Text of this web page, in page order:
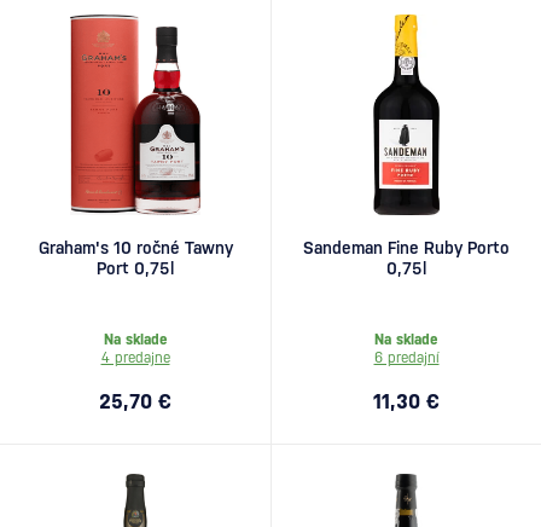
Graham's 10 ročné Tawny
Port 0,75l
Na sklade
4 predajne
25,70 €
Sandeman Fine Ruby Porto
0,75l
Na sklade
6 predajní
11,30 €